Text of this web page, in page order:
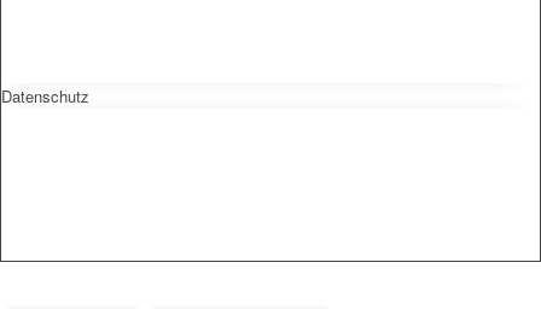
Datenschutz